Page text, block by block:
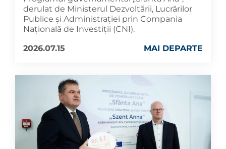
derulat de Ministerul Dezvoltării, Lucrărilor
Publice și Administrației prin Compania
Națională de Investiții (CNI).
2026.07.15
MAI DEPARTE